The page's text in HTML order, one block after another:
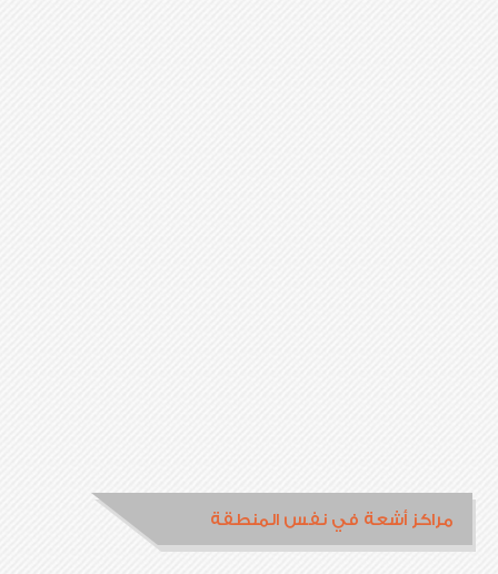
مراكز أشعة في نفس المنطقة